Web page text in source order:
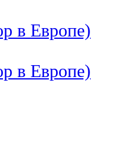
в Европе)
в Европе)